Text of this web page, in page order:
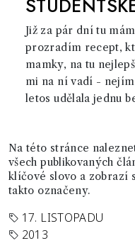
Již za pár dní tu
prozradím recept,
mamky, na tu
mi na ní vadí -
letos udělala jednu
Na této stránce
všech publikovaných
klíčové slovo a zobrazí
takto označeny.
17. LISTOPADU
2013